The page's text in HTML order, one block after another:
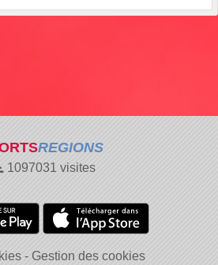
REGIONS
1097031 visites
Gestion des cookies